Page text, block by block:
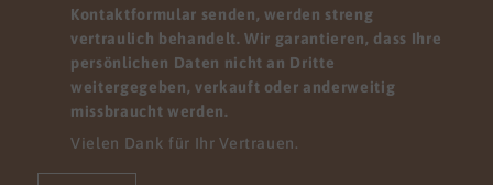
Kontaktformular senden, werden streng
vertraulich behandelt. Wir garantieren, dass Ihre
persönlichen Daten nicht an Dritte
weitergegeben, verkauft oder anderweitig
missbraucht werden.
Vielen Dank für Ihr Vertrauen.